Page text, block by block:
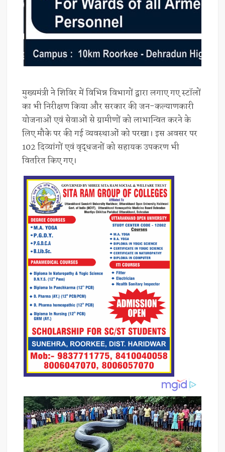
मुख्यमंत्री ने शिविर में विभिन्न विभागों द्वारा लगाए गए स्टॉलों
का भी निरीक्षण किया और सरकार की जन-कल्याणकारी
योजनाओं एवं सेवाओं से ग्रामीणों को लाभान्वित करने के
लिए मौके पर की गई व्यवस्थाओं को परखा। इस अवसर पर
102 दिव्यांगों एवं वृद्धजनों को सहायक उपकरण भी
वितरित किए गए।